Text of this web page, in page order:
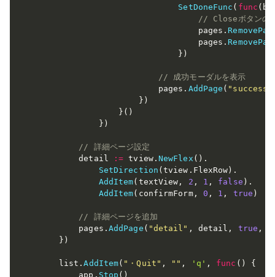
SetDoneFunc ( func (
// Closeボタンの
                                pages
.
                                pages
.
} )
// 成功モーダルを表示
                        pages
. AddPage ( "success"
} )
} ( )
} )
// 詳細ページ設定
        detail
:= tview. NewFlex ( ) .
SetDirection (tview . FlexRow ) .
AddItem( textView , 2 , 1 , false ) .
AddItem( confirmForm, 0 , 1 , true )
// 詳細ページを追加
        pages
. AddPage ( "detail" , detail , true ,
} )
    list
.AddItem( "・Quit" , "" , 'q' , func ( )
{
        app
. Stop ( )